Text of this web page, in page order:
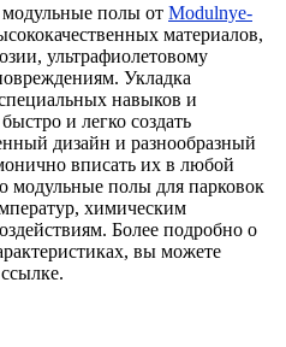
полы от Modulnye-
материалов,
ультрафиолетовому
Укладка
навыков и
и легко создать
дизайн и разнообразный
вписать их в любой
модульные полы для парковок
химическим
Более подробно о
вы можете